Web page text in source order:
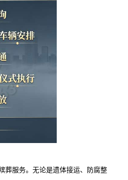
葬服务。无论是遗体接运、防腐整